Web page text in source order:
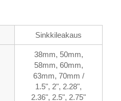
Sinkkileakaus
38mm, 50mm,
58mm, 60mm,
63mm, 70mm /
1.5", 2", 2.28",
2.36", 2.5", 2.75"